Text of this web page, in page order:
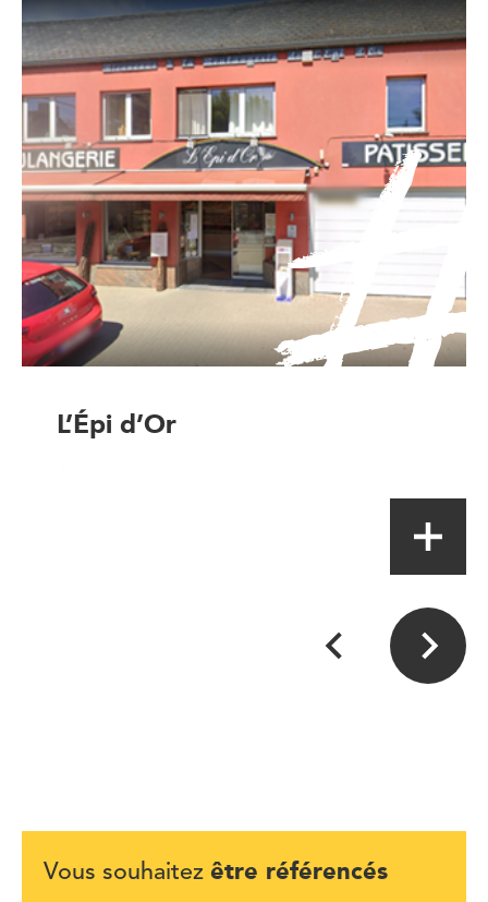
L’Épi d’Or
Vous souhaitez être référencés